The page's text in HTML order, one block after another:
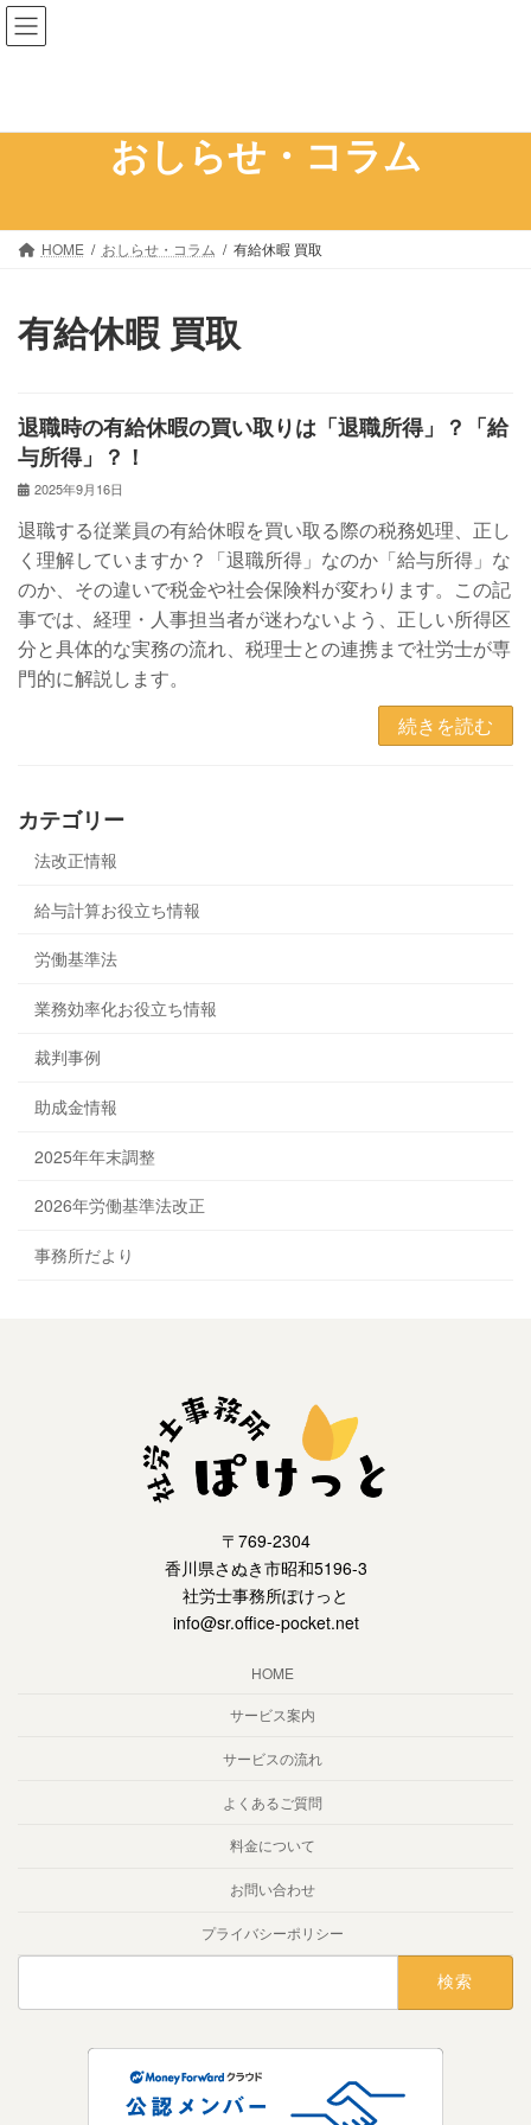
コ
ン
ツ
ナ
ビ
シ
おしらせ・コラム
HOME おしらせ・コラム 有給休暇 買取
有給休暇 買取
退職時の有給休暇の買い取りは「退職所得」？「給
与所得」？！
2025年9月16日
退職する従業員の有給休暇を買い取る際の税務処理、正し
く理解していますか？「退職所得」なのか「給与所得」な
のか、その違いで税金や社会保険料が変わります。この記
事では、経理・人事担当者が迷わないよう、正しい所得区
分と具体的な実務の流れ、税理士との連携まで社労士が専
門的に解説します。
続きを読む
カテゴリー
法改正情報
給与計算お役立ち情報
労働基準法
業務効率化お役立ち情報
裁判事例
助成金情報
2025年年末調整
2026年労働基準法改正
事務所だより
〒769-2304
香川県さぬき市昭和5196-3
社労士事務所ぽけっと
info@sr.office-pocket.net
HOME
サービス案内
サービスの流れ
よくあるご質問
料金について
お問い合わせ
プライバシーポリシー
検